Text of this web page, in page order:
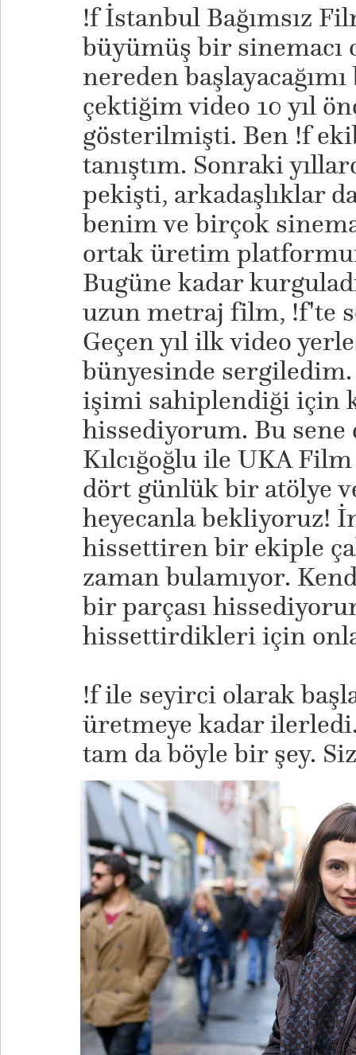
!f İstanbul Bağımsız
büyümüş bir sinemacı
nereden
çektiğim video 10 yıl
gösterilmişti. Ben !f
tanıştım. Sonraki
pekişti, arkadaşlıklar
benim ve birçok
ortak üretim
Bugüne kadar
uzun metraj film, !f'te
Geçen yıl ilk video
bünyesinde
işimi sahiplendiği için
hissediyorum. Bu sene
Kılcığoğlu ile UKA
dört günlük bir atölye
heyecanla bekliyoruz!
hissettiren bir ekiple
zaman bulamıyor.
bir parçası
hissettirdikleri için
!f ile seyirci olarak
üretmeye kadar
tam da böyle bir şey.